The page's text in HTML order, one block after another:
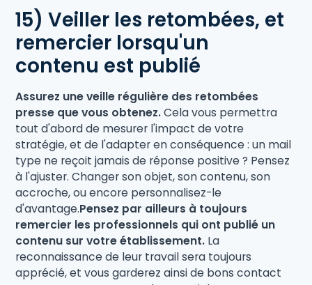
15) Veiller les retombées, et
remercier lorsqu'un
contenu est publié
Assurez une veille régulière des retombées
presse que vous obtenez.Cela vous permettra
tout d'abord de mesurer l'impact de votre
stratégie, et de l'adapter en conséquence : un mail
type ne reçoit jamais de réponse positive ? Pensez
à l'ajuster. Changer son objet, son contenu, son
accroche, ou encore personnalisez-le
d'avantage.Pensez par ailleurs à toujours
remercier les professionnels qui ont publié un
contenu sur votre établissement. La
reconnaissance de leur travail sera toujours
apprécié, et vous garderez ainsi de bons contact